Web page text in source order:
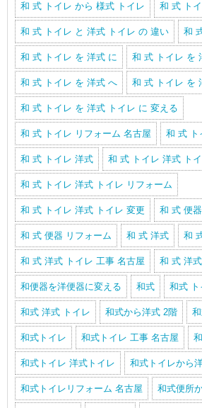
和 式 トイレ から 様式 トイレ 和 式 ト
和 式 トイレ と 洋式 トイレ の 違い 和
和 式 トイレ を 洋式 に 和 式 トイレ を
和 式 トイレ を 洋式 へ 和 式 トイレ を
和 式 トイレ を 洋式 トイレ に 変える
和 式 トイレ リフォーム 名古屋 和 式 ト
和 式 トイレ 洋式 和 式 トイレ 洋式 ト
和 式 トイレ 洋式 トイレ リフォーム
和 式 トイレ 洋式 トイレ 変更 和 式 便器
和 式 便器 リフォーム 和 式 洋式 和
和 式 洋式 トイレ 工事 名古屋 和 式 洋
和便器を洋便器に変える 和式 和式 ト
和式 洋式 トイレ 和式から洋式 2階
和式トイレ 和式トイレ 工事 名古屋
和式トイレ 洋式トイレ 和式トイレから
和式トイレリフォーム 名古屋 和式便所